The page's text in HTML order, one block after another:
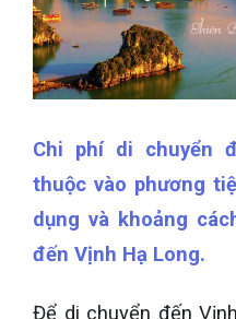
Chi phí di chuyển
thuộc vào phương
dụng và khoảng
đến Vịnh Hạ Long.
Để di chuyển đến